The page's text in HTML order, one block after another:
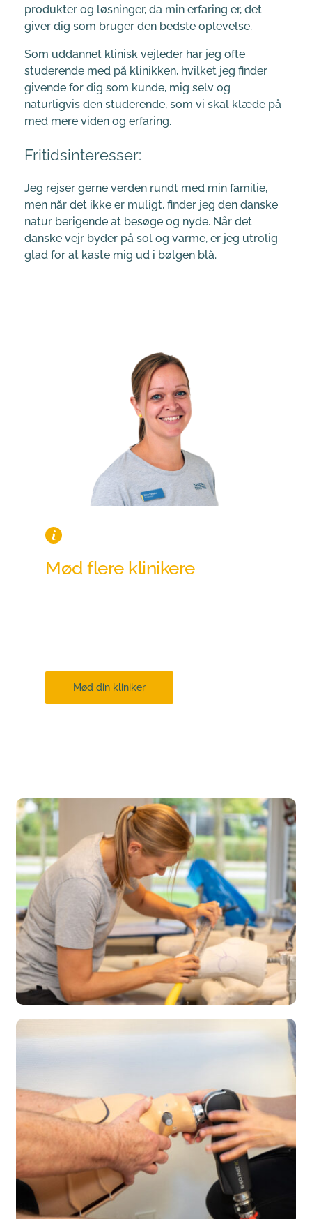
produkter og løsninger, da min erfaring er, det
giver dig som bruger den bedste oplevelse.
Som uddannet klinisk vejleder har jeg ofte
studerende med på klinikken, hvilket jeg finder
givende for dig som kunde, mig selv og
naturligvis den studerende, som vi skal klæde på
med mere viden og erfaring.
Fritidsinteresser:
Jeg rejser gerne verden rundt med min familie,
men når det ikke er muligt, finder jeg den danske
natur berigende at besøge og nyde. Når det
danske vejr byder på sol og varme, er jeg utrolig
glad for at kaste mig ud i bølgen blå.
Mød flere klinikere
Mød din kliniker